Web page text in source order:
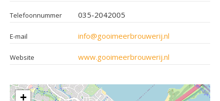
Telefoonnummer 035-2042005
E-mail info@gooimeerbrouwerij.nl
Website www.gooimeerbrouwerij.nl
+